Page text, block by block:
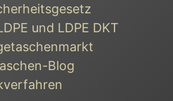
und LDPE DKT
Blog